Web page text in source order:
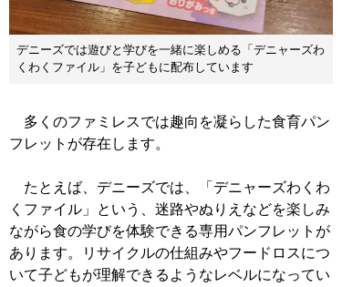
デニーズでは遊びと学びを一緒に楽しめる「デニャーズわ
くわくファイル」を子どもに配布しています
多くのファミレスでは趣向を凝らした食育パン
フレットが存在します。
たとえば、デニーズでは、「デニャーズわくわ
くファイル」という、迷路やぬりえなどを楽しみ
ながら食の学びを体験できる専用パンフレットが
あります。リサイクルの仕組みやフードロスにつ
いて子どもが理解できるようなレベルになってい